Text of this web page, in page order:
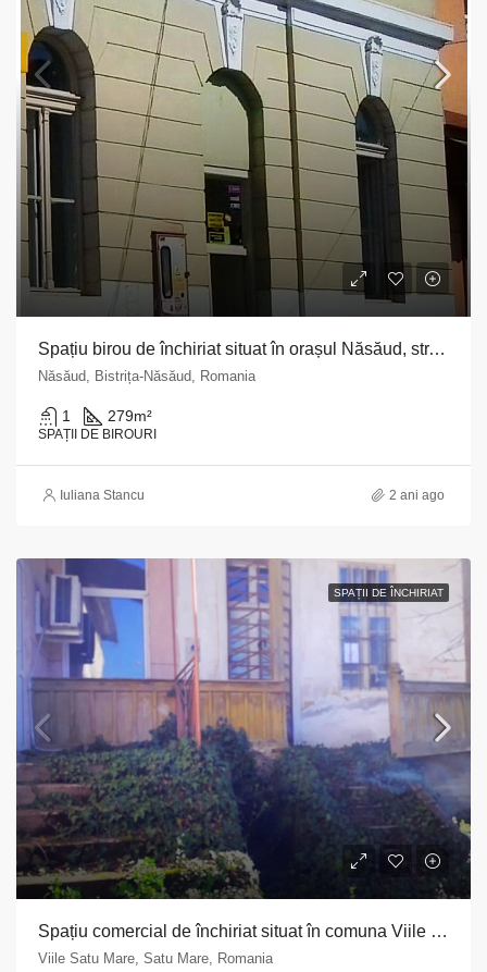
Spațiu birou de închiriat situat în orașul Năsăud, str. Virgil Șotropa, nr. 1, județul Bistrița Năsaud
Năsăud, Bistrița-Năsăud, Romania
1 279m²
SPAȚII DE BIROURI
Iuliana Stancu 2 ani ago
SPAȚII DE ÎNCHIRIAT
Spațiu comercial de închiriat situat în comuna Viile Satu Mare, str. Plopilor, nr. 1, județul Satu Mare
Viile Satu Mare, Satu Mare, Romania